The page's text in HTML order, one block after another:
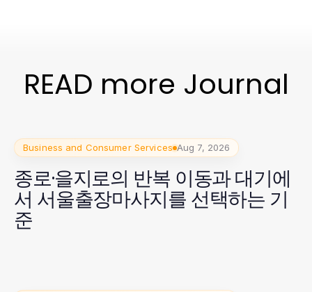
READ more Journal
Business and Consumer Services Aug 7, 2026
종로·을지로의 반복 이동과 대기에
서 서울출장마사지를 선택하는 기
준